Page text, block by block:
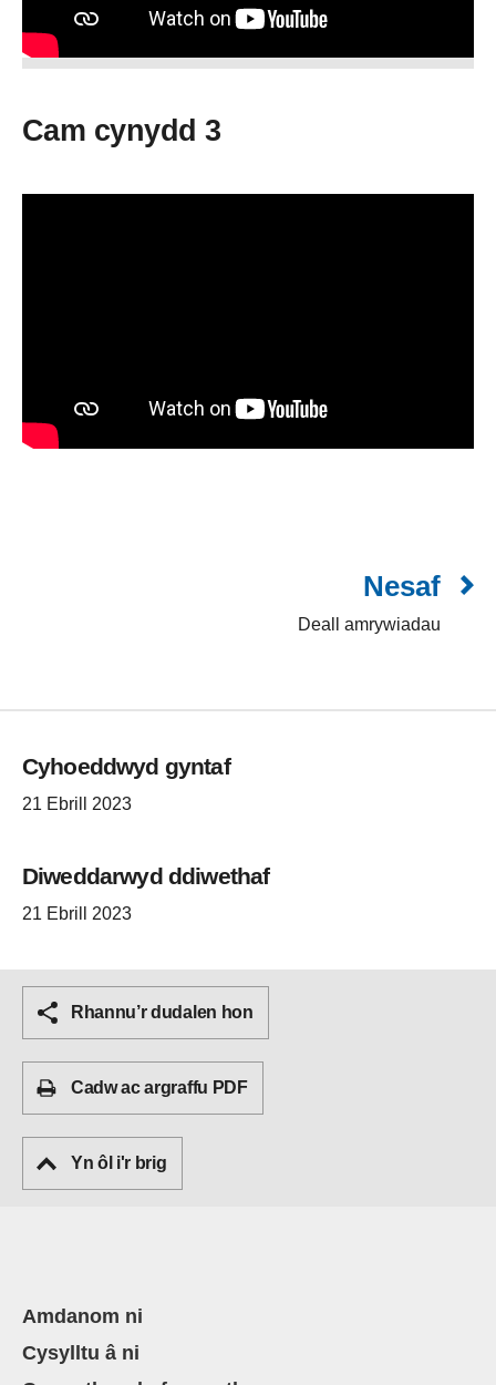
Cam cynydd 3
Nesaf
Deall amrywiadau
Cyhoeddwyd gyntaf
21 Ebrill 2023
Diweddarwyd ddiwethaf
21 Ebrill 2023
Rhannu’r dudalen hon
Cadw ac argraffu PDF
Yn ôl i'r brig
Amdanom ni
Cysylltu â ni